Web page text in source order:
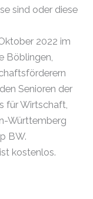
sind oder diese
2022 im
Böblingen,
Senioren der
für Wirtschaft,
Württemberg
BW.
kostenlos.